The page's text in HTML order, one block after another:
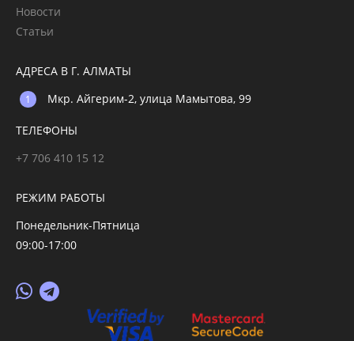
Новости
Статьи
АДРЕСА В Г. АЛМАТЫ
Мкр. Айгерим-2, улица Мамытова, 99
ТЕЛЕФОНЫ
+7 706 410 15 12
РЕЖИМ РАБОТЫ
Понедельник-Пятница
09:00-17:00